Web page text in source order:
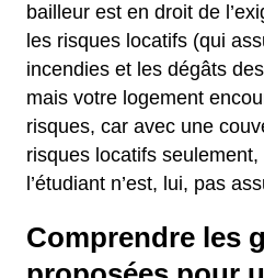
bailleur est en droit de
les risques locatifs (qui
incendies et les dégâts
mais votre logement
risques, car avec une
risques locatifs
l’étudiant n’est, lui, pas
Comprendre les